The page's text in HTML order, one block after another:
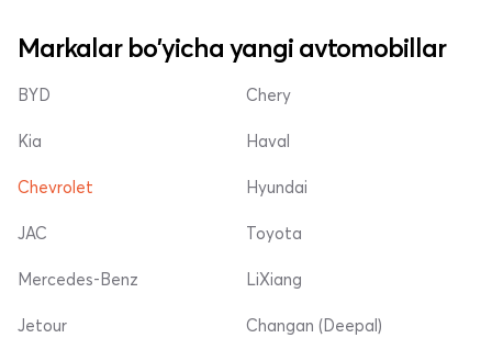
Markalar bo'yicha yangi avtomobillar
BYD
Kia
Chevrolet
Chery
Haval
Hyundai
JAC
Mercedes-Benz
Jetour
Toyota
LiXiang
Changan (Deepal)